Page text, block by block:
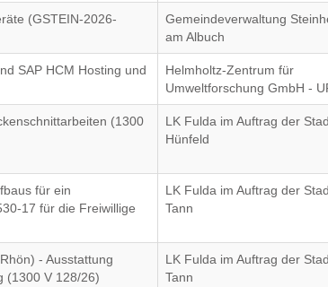
(GSTEIN-2026-
Gemeindeverwaltung
am Albuch
SAP HCM Hosting und
Helmholtz-Zentrum für
Umweltforschung GmbH -
(1300
LK Fulda im Auftrag der
Hünfeld
für ein
17 für die Freiwillige
LK Fulda im Auftrag der
Tann
- Ausstattung
(1300 V 128/26)
LK Fulda im Auftrag der
Tann